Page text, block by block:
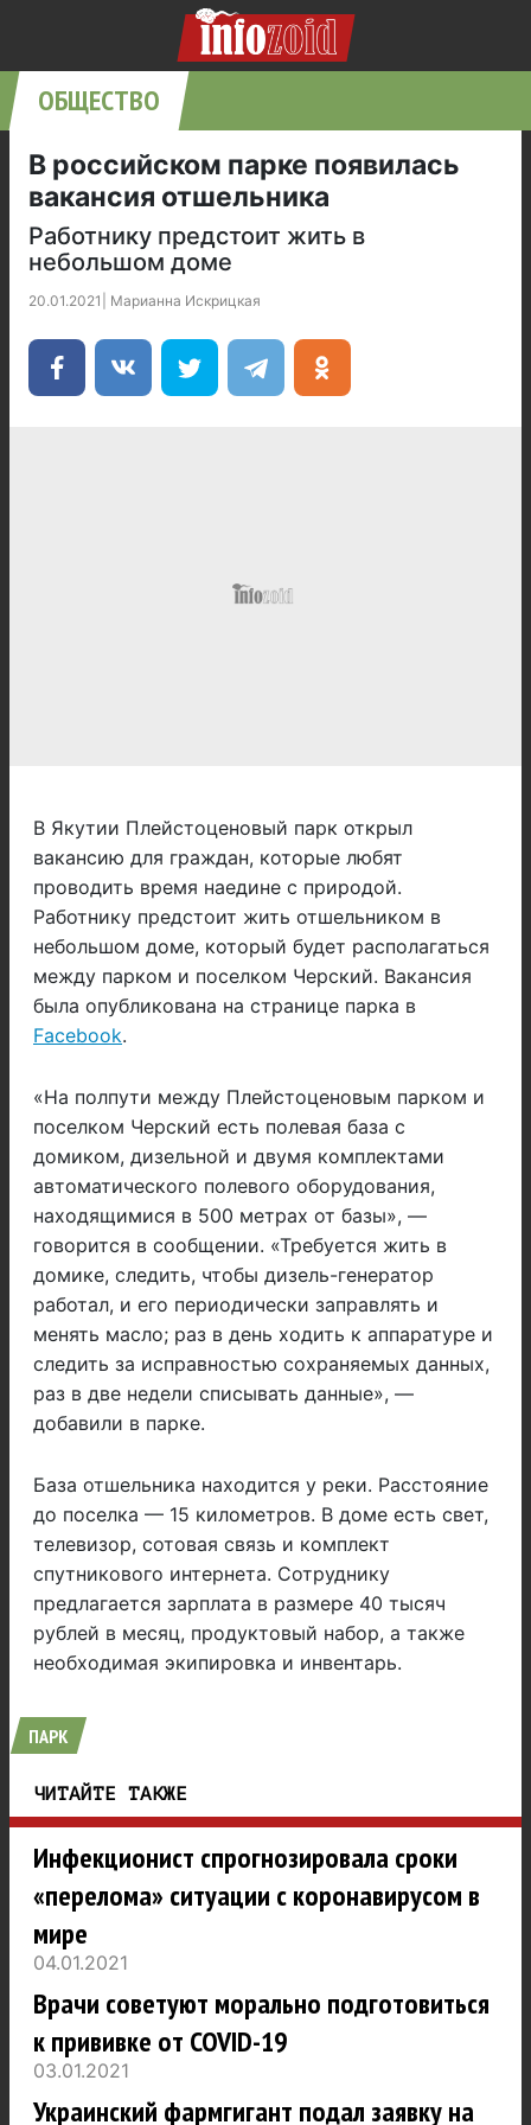
ОБЩЕСТВО
В российском парке появилась
вакансия отшельника
Работнику предстоит жить в
небольшом доме
20.01.2021 Марианна Искрицкая
В Якутии Плейстоценовый парк открыл
вакансию для граждан, которые любят
проводить время наедине с природой.
Работнику предстоит жить отшельником в
небольшом доме, который будет располагаться
между парком и поселком Черский. Вакансия
была опубликована на странице парка в
Facebook.
«На полпути между Плейстоценовым парком и
поселком Черский есть полевая база с
домиком, дизельной и двумя комплектами
автоматического полевого оборудования,
находящимися в 500 метрах от базы», —
говорится в сообщении. «Требуется жить в
домике, следить, чтобы дизель-генератор
работал, и его периодически заправлять и
менять масло; раз в день ходить к аппаратуре и
следить за исправностью сохраняемых данных,
раз в две недели списывать данные», —
добавили в парке.
База отшельника находится у реки. Расстояние
до поселка — 15 километров. В доме есть свет,
телевизор, сотовая связь и комплект
спутникового интернета. Сотруднику
предлагается зарплата в размере 40 тысяч
рублей в месяц, продуктовый набор, а также
необходимая экипировка и инвентарь.
ПАРК
ЧИТАЙТЕ ТАКЖЕ
Инфекционист спрогнозировала сроки
«перелома» ситуации с коронавирусом в
мире
04.01.2021
Врачи советуют морально подготовиться
к прививке от COVID-19
03.01.2021
Украинский фармгигант подал заявку на